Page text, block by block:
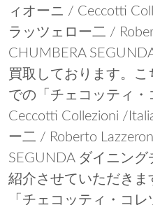
ィオーニ / Ceccotti
ラッツェロー二 /
CHUMBERA
買取しております。こ
での「チェコッティ
Ceccotti Collezioni /
ー二 / Roberto
SEGUNDA ダイニン
紹介させていただき
「チェコッティ・コ